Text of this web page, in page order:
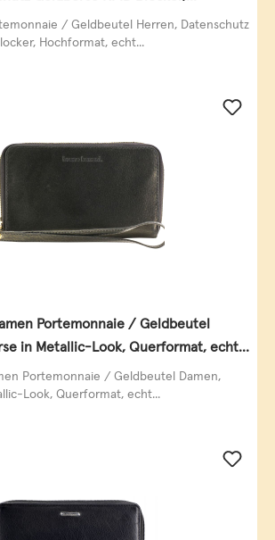
Leder, taupe/ Geldbeutel Herren, Datenschutz
Hochformat, echt...
Portemonnaie / Geldbeutel
in Metallic-Look, Querformat, echt
Portemonnaie / Geldbeutel Damen,
Look, Querformat, echt...